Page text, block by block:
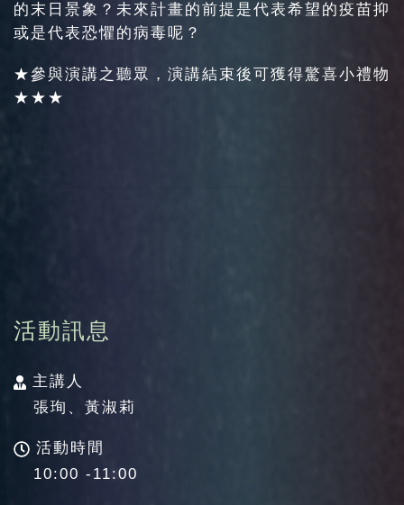
的末日景象？未來計畫的前提是代表希望的疫苗抑
或是代表恐懼的病毒呢？
★參與演講之聽眾，演講結束後可獲得驚喜小禮物
★★★
活動資訊
活動訊息
主講人
張珣、黃淑莉
活動時間
10:00 -11:00